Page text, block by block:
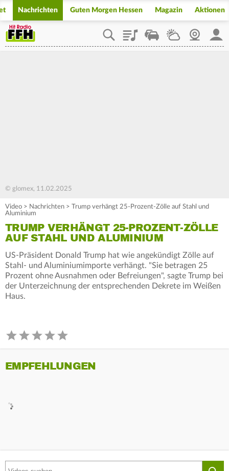
Nachrichten Guten Morgen Hessen Magazin Aktionen
PlaylistStaupilotWetterWebcam
© glomex, 11.02.2025
Video > Nachrichten > Trump verhängt 25-Prozent-Zölle auf Stahl und
Aluminium
TRUMP VERHÄNGT 25-PROZENT-ZÖLLE
AUF STAHL UND ALUMINIUM
US-Präsident Donald Trump hat wie angekündigt Zölle auf
Stahl- und Aluminiumimporte verhängt. "Sie betragen 25
Prozent ohne Ausnahmen oder Befreiungen", sagte Trump bei
der Unterzeichnung der entsprechenden Dekrete im Weißen
Haus.
EMPFEHLUNGEN